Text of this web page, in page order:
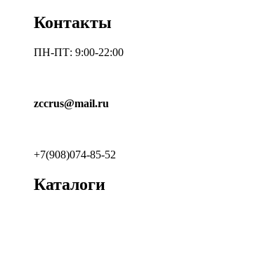
Контакты
ПН-ПТ: 9:00-22:00
zccrus@mail.ru
+7(908)074-85-52
Каталоги